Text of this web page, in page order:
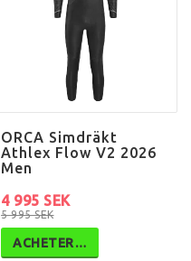
ORCA Simdräkt
Athlex Flow V2 2026
Men
5 995 SEK
4 995 SEK
ACHETER…